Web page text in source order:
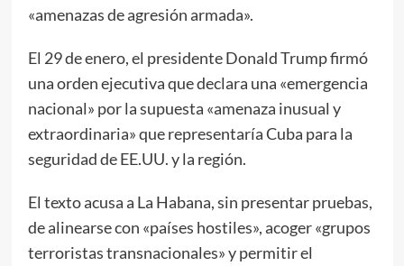
«amenazas de agresión armada».
El 29 de enero, el presidente Donald Trump firmó
una orden ejecutiva que declara una «emergencia
nacional» por la supuesta «amenaza inusual y
extraordinaria» que representaría Cuba para la
seguridad de EE.UU. y la región.
El texto acusa a La Habana, sin presentar pruebas,
de alinearse con «países hostiles», acoger «grupos
terroristas transnacionales» y permitir el